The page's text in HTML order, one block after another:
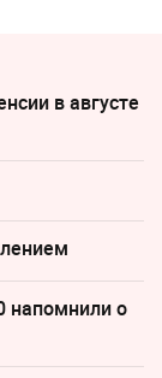
в августе
напомнили о